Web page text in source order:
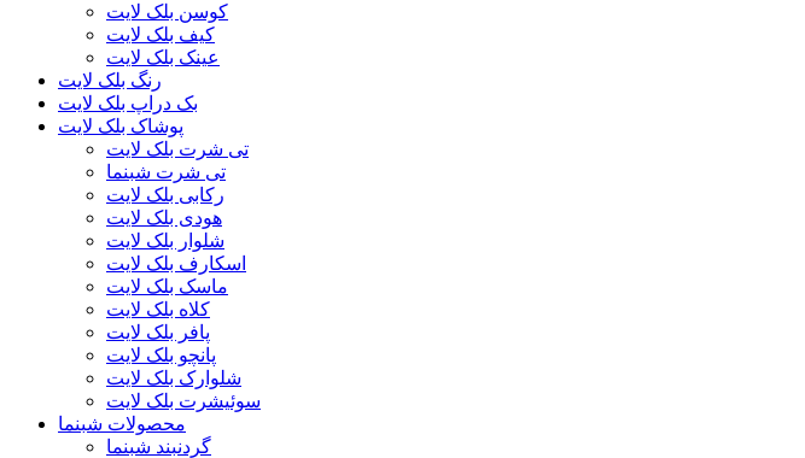
کوسن بلک لایت
کیف بلک لایت
عینک بلک لایت
رنگ بلک لایت
بک دراپ بلک لایت
پوشاک بلک لایت
تی شرت بلک لایت
تی شرت شبنما
رکابی بلک لایت
هودی بلک لایت
شلوار بلک لایت
اسکارف بلک لایت
ماسک بلک لایت
کلاه بلک لایت
پافر بلک لایت
پانچو بلک لایت
شلوارک بلک لایت
سوئیشرت بلک لایت
محصولات شبنما
گردنبند شبنما